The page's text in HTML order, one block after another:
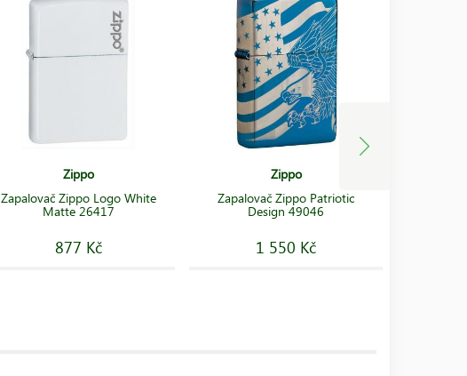
Zippo
Zapalovač Zippo Logo White
Matte 26417
877 Kč
Zippo
Zapalovač Zippo Patriotic
Design 49046
1 550 Kč